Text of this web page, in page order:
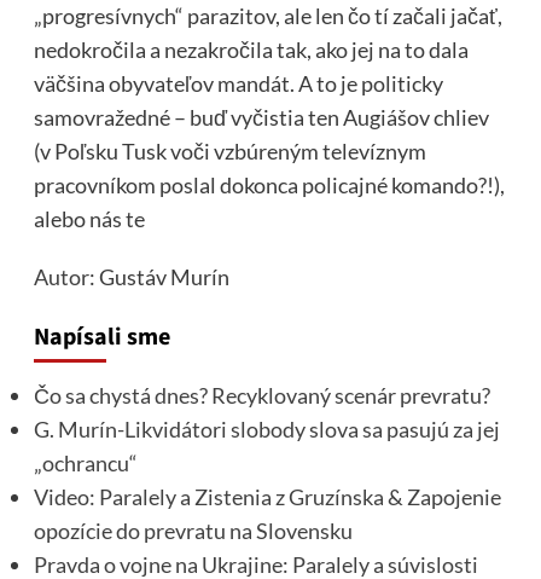
„progresívnych“ parazitov, ale len čo tí začali jačať,
nedokročila a nezakročila tak, ako jej na to dala
väčšina obyvateľov mandát. A to je politicky
samovražedné – buď vyčistia ten Augiášov chliev
(v Poľsku Tusk voči vzbúreným televíznym
pracovníkom poslal dokonca policajné komando?!),
alebo nás te
Autor: Gustáv Murín
Napísali sme
Čo sa chystá dnes? Recyklovaný scenár prevratu?
G. Murín-Likvidátori slobody slova sa pasujú za jej
„ochrancu“
Video: Paralely a Zistenia z Gruzínska & Zapojenie
opozície do prevratu na Slovensku
Pravda o vojne na Ukrajine: Paralely a súvislosti